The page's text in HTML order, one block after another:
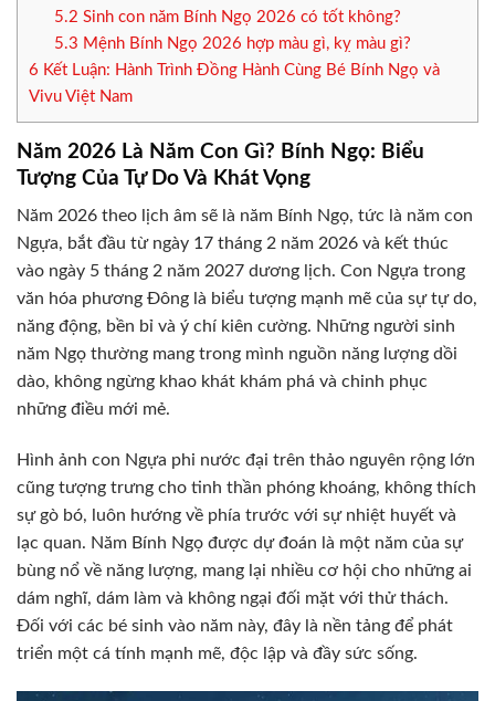
5.2 Sinh con năm Bính Ngọ 2026 có tốt không?
5.3 Mệnh Bính Ngọ 2026 hợp màu gì, kỵ màu gì?
6 Kết Luận: Hành Trình Đồng Hành Cùng Bé Bính Ngọ và
Vivu Việt Nam
Năm 2026 Là Năm Con Gì? Bính Ngọ: Biểu
Tượng Của Tự Do Và Khát Vọng
Năm 2026 theo lịch âm sẽ là năm Bính Ngọ, tức là năm con
Ngựa, bắt đầu từ ngày 17 tháng 2 năm 2026 và kết thúc
vào ngày 5 tháng 2 năm 2027 dương lịch. Con Ngựa trong
văn hóa phương Đông là biểu tượng mạnh mẽ của sự tự do,
năng động, bền bỉ và ý chí kiên cường. Những người sinh
năm Ngọ thường mang trong mình nguồn năng lượng dồi
dào, không ngừng khao khát khám phá và chinh phục
những điều mới mẻ.
Hình ảnh con Ngựa phi nước đại trên thảo nguyên rộng lớn
cũng tượng trưng cho tinh thần phóng khoáng, không thích
sự gò bó, luôn hướng về phía trước với sự nhiệt huyết và
lạc quan. Năm Bính Ngọ được dự đoán là một năm của sự
bùng nổ về năng lượng, mang lại nhiều cơ hội cho những ai
dám nghĩ, dám làm và không ngại đối mặt với thử thách.
Đối với các bé sinh vào năm này, đây là nền tảng để phát
triển một cá tính mạnh mẽ, độc lập và đầy sức sống.